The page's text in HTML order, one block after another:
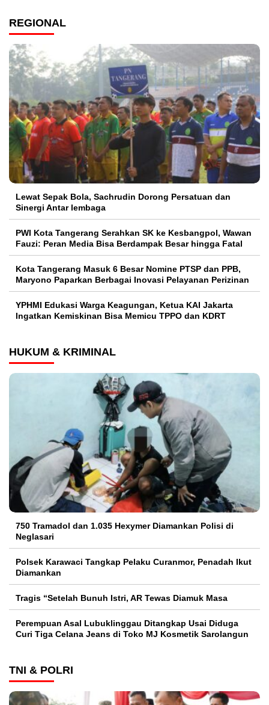
REGIONAL
Lewat Sepak Bola, Sachrudin Dorong Persatuan dan
Sinergi Antar lembaga
PWI Kota Tangerang Serahkan SK ke Kesbangpol, Wawan
Fauzi: Peran Media Bisa Berdampak Besar hingga Fatal
Kota Tangerang Masuk 6 Besar Nomine PTSP dan PPB,
Maryono Paparkan Berbagai Inovasi Pelayanan Perizinan
YPHMI Edukasi Warga Keagungan, Ketua KAI Jakarta
Ingatkan Kemiskinan Bisa Memicu TPPO dan KDRT
HUKUM & KRIMINAL
750 Tramadol dan 1.035 Hexymer Diamankan Polisi di
Neglasari
Polsek Karawaci Tangkap Pelaku Curanmor, Penadah Ikut
Diamankan
Tragis “Setelah Bunuh Istri, AR Tewas Diamuk Masa
Perempuan Asal Lubuklinggau Ditangkap Usai Diduga
Curi Tiga Celana Jeans di Toko MJ Kosmetik Sarolangun
TNI & POLRI